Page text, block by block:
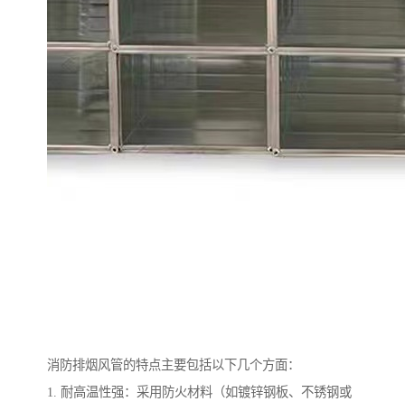
消防排烟风管的特点主要包括以下几个方面：
1. 耐高温性强：采用防火材料（如镀锌钢板、不锈钢或